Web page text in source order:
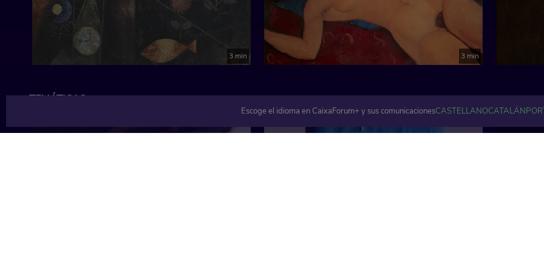
3 min 3 min
TEMÁTICAS
Escoge el idioma en CaixaForum+ y sus comunicacionesCASTELLANOCATALÁN